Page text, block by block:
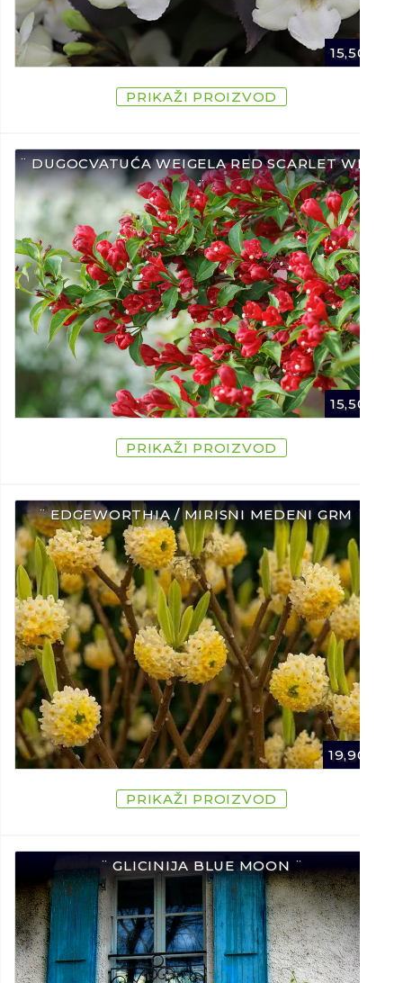
15,50
PRIKAŽI PROIZVOD
¨ DUGOCVATUĆA WEIGELA RED SCARLET WINE
¨
15,50
PRIKAŽI PROIZVOD
¨ EDGEWORTHIA / MIRISNI MEDENI GRM ¨
19,90
PRIKAŽI PROIZVOD
¨ GLICINIJA BLUE MOON ¨